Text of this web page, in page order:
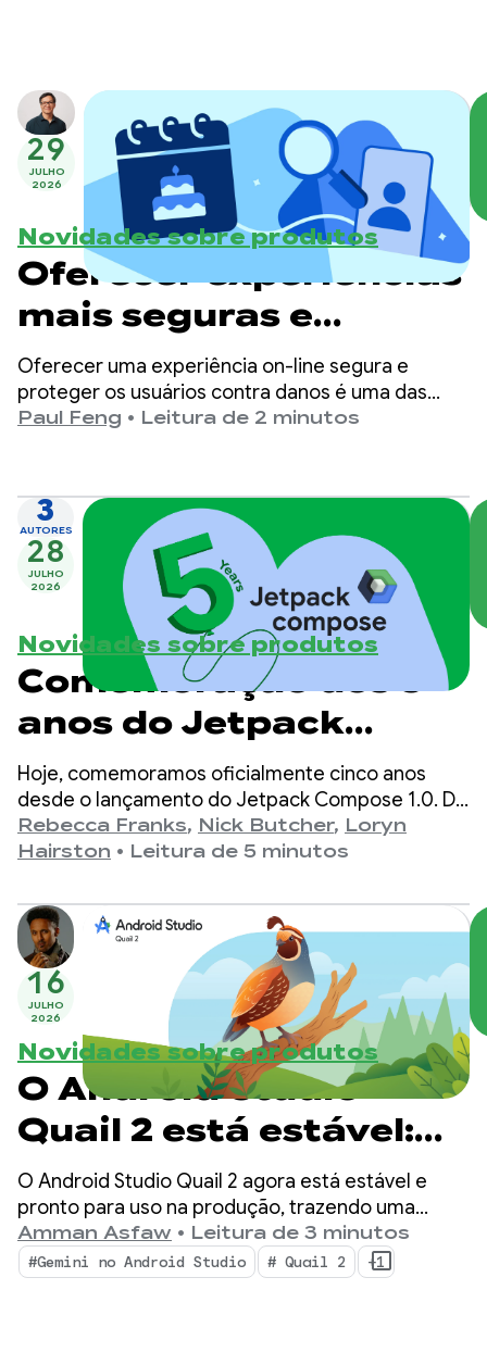
29
JULHO
2026
Novidades sobre produtos
Oferecer experiências
mais seguras e
adequadas à idade no
Google Play
Oferecer uma experiência on-line segura e
proteger os usuários contra danos é uma das
principais prioridades do Google Play.
Paul Feng • Leitura de 2 minutos
3
AUTORES
28
JULHO
2026
Novidades sobre produtos
Comemoração dos 5
anos do Jetpack
Compose
Hoje, comemoramos oficialmente cinco anos
desde o lançamento do Jetpack Compose 1.0. Da
versão 1.0, anunciada em 28 de julho de 2021, até
a versão 1.11 mais recente, vimos as APIs
estamos aproveitando o momento para
comemorar.
Rebecca Franks, Nick Butcher, Loryn
Hairston • Leitura de 5 minutos
16
JULHO
2026
Novidades sobre produtos
O Android Studio
Quail 2 está estável:
faça várias tarefas
com o agente de IA do
Android Studio
O Android Studio Quail 2 agora está estável e
pronto para uso na produção, trazendo uma
mudança para o ambiente de desenvolvimento
integrado com fluxos de trabalho de agentes
simultâneos, criação de perfis de vazamento de
Amman Asfaw • Leitura de 3 minutos
#Gemini no Android Studio # Quail 2 +1